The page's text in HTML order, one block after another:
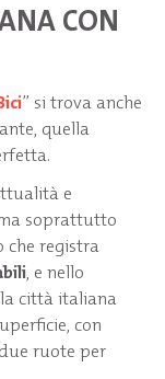
CON
” si trova anche
quella
e
soprattutto
che registra
, e nello
città italiana
con
ruote per